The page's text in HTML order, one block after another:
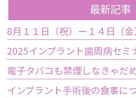
最新記事